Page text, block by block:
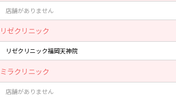
店舗がありません
リゼクリニック
リゼクリニック福岡天神院
ミラクリニック
店舗がありません